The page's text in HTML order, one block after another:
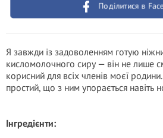
Поділитися в
Я завжди із задоволенням готую
кисломолочного сиру — він не лише
корисний для всіх членів моєї
простий, що з ним упорається навіть
Інгредієнти: